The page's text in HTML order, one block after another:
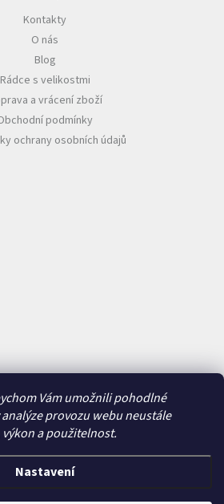
Vám umožnili pohodlné
provozu webu neustále
a použitelnost.
Nastavení
Kontakty
O nás
Blog
Rádce s velikostmi
a vrácení zboží
podmínky
ochrany osobních údajů
Shoptet